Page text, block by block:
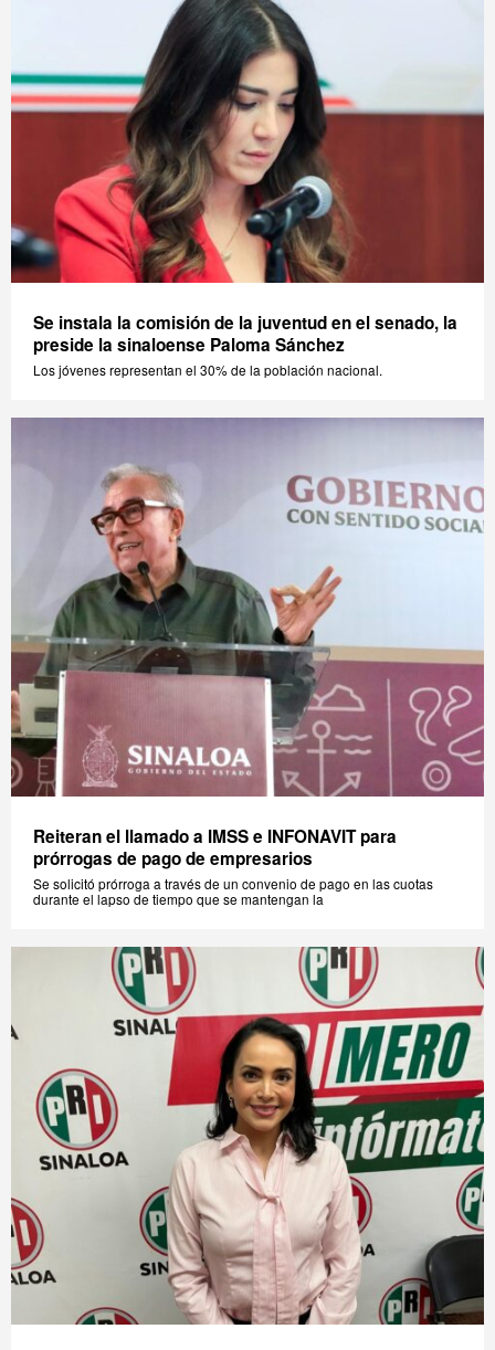
Se instala la comisión de la juventud en el senado, la
preside la sinaloense Paloma Sánchez
Los jóvenes representan el 30% de la población nacional.
Reiteran el llamado a IMSS e INFONAVIT para
prórrogas de pago de empresarios
Se solicitó prórroga a través de un convenio de pago en las cuotas
durante el lapso de tiempo que se mantengan la